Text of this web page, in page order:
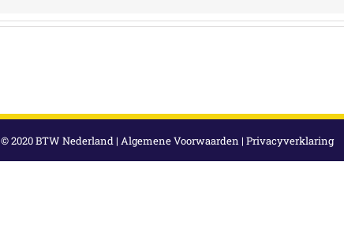
© 2020 BTW Nederland | Algemene Voorwaarden | Privacyverklaring